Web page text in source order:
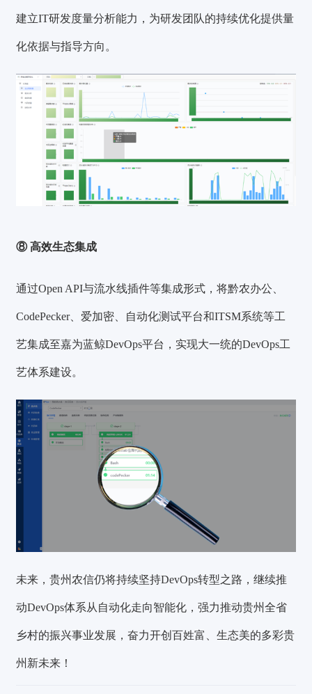
建立IT研发度量分析能力，为研发团队的持续优化提供量
化依据与指导方向。
⑧ 高效生态集成
通过Open API与流水线插件等集成形式，将黔农办公、
CodePecker、爱加密、自动化测试平台和ITSM系统等工
艺集成至嘉为蓝鲸DevOps平台，实现大一统的DevOps工
艺体系建设。
未来，贵州农信仍将持续坚持DevOps转型之路，继续推
动DevOps体系从自动化走向智能化，强力推动贵州全省
乡村的振兴事业发展，奋力开创百姓富、生态美的多彩贵
州新未来！